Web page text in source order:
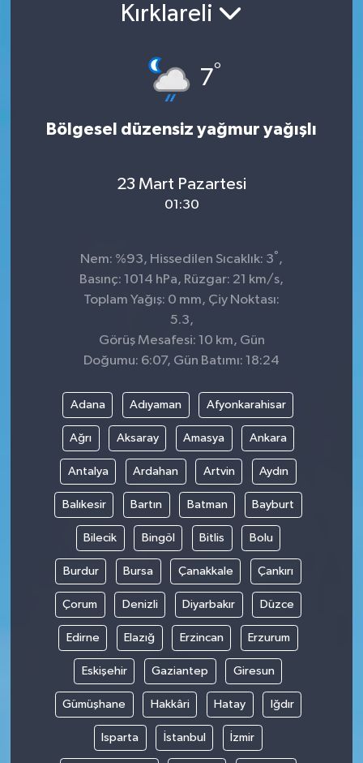
Kırklareli
7°
Bölgesel düzensiz yağmur yağışlı
23 Mart Pazartesi
01:30
Nem: %93, Hissedilen Sıcaklık: 3° ,
Basınç: 1014 hPa, Rüzgar: 21 km/s,
Toplam Yağış: 0 mm, Çiy Noktası:
5.3,
Görüş Mesafesi: 10 km, Gün
Doğumu: 6:07, Gün Batımı: 18:24
Adana Adıyaman Afyonkarahisar
Ağrı Aksaray Amasya Ankara
Antalya Ardahan Artvin Aydın
Balıkesir Bartın Batman Bayburt
Bilecik Bingöl Bitlis Bolu
Burdur Bursa Çanakkale Çankırı
Çorum Denizli Diyarbakır Düzce
Edirne Elazığ Erzincan Erzurum
Eskişehir Gaziantep Giresun
Gümüşhane Hakkâri Hatay Iğdır
Isparta İstanbul İzmir